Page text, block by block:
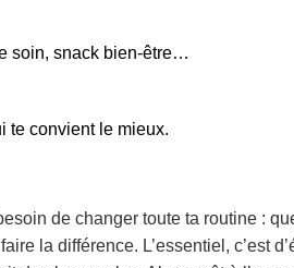
soin, snack bien-être…
te convient le mieux.
de changer toute ta routine :
la différence. L’essentiel, c’est